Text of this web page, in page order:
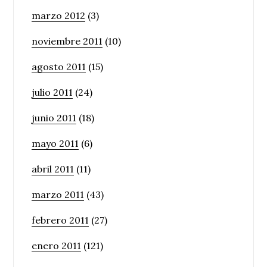
marzo 2012 (3)
noviembre 2011 (10)
agosto 2011 (15)
julio 2011 (24)
junio 2011 (18)
mayo 2011 (6)
abril 2011 (11)
marzo 2011 (43)
febrero 2011 (27)
enero 2011 (121)